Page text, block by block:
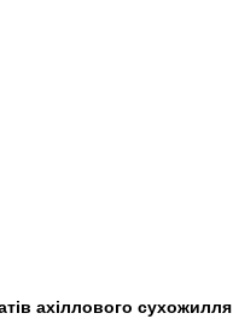
ахіллового сухожилля